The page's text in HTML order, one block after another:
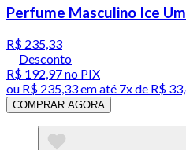
Perfume Masculino Ice
R$ 235,33
Desconto
R$ 192,97no PIX
ou R$ 235,33em até 7x de R$
COMPRAR AGORA